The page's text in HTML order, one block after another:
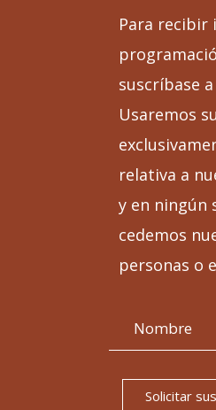
Para recibir
suscríbase
Usaremos
relativa a
y en ningún
cedemos
personas o
Solicitar